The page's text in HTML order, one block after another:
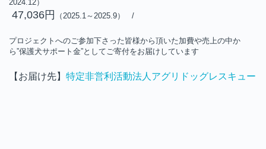
2024.12）
47,036円 （2025.1～2025.9） /
プロジェクトへのご参加下さった皆様から頂いた加費や売上の中か
ら”保護犬サポート金”としてご寄付をお届けしています
【お届け先】 特定非営利活動法人アグリドッグレスキュー